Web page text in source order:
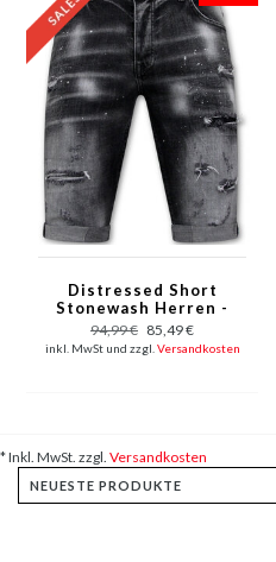
Distressed Short
Stonewash Herren -
Slim Fit -1087-
Schwarz
94,99 € 85,49 €
inkl. MwSt und zzgl. Versandkosten
* Inkl. MwSt. zzgl. Versandkosten